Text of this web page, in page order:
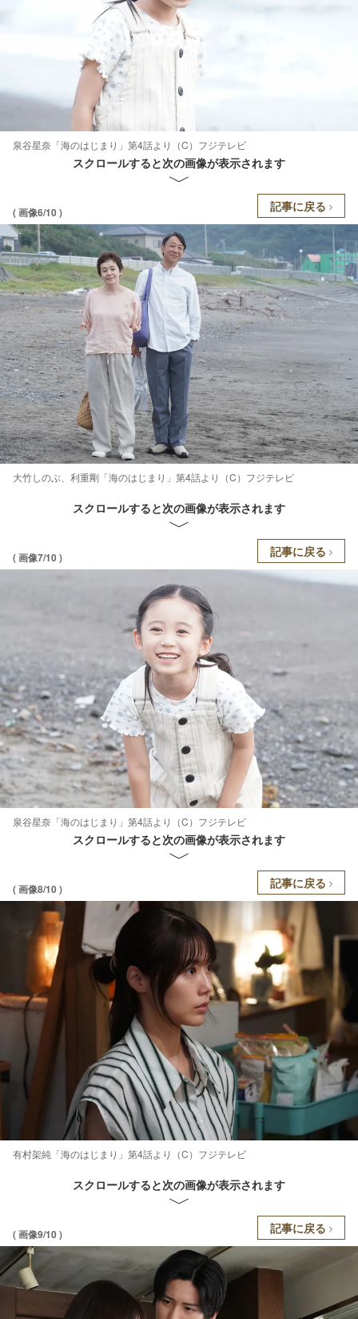
泉谷星奈「海のはじまり」第4話より（C）フジテレビ
スクロールすると次の画像が表示されます
( 画像6/10 ) 記事に戻る
大竹しのぶ、利重剛「海のはじまり」第4話より（C）フジテレビ
スクロールすると次の画像が表示されます
( 画像7/10 ) 記事に戻る
泉谷星奈「海のはじまり」第4話より（C）フジテレビ
スクロールすると次の画像が表示されます
( 画像8/10 ) 記事に戻る
有村架純「海のはじまり」第4話より（C）フジテレビ
スクロールすると次の画像が表示されます
( 画像9/10 ) 記事に戻る